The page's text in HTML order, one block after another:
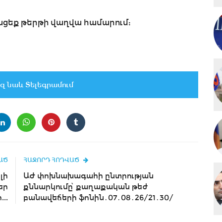
թերթի վաղվա համարում:
նաև Տելեգրամում
ՀԱՋՈՐԴ ՀՈԴՎԱԾ
ԱԺ փոխնախագահի ընտրության
քննարկումը՝ քաղաքական թեժ
բանավեճերի ֆոնին․07․08․26/21․30/